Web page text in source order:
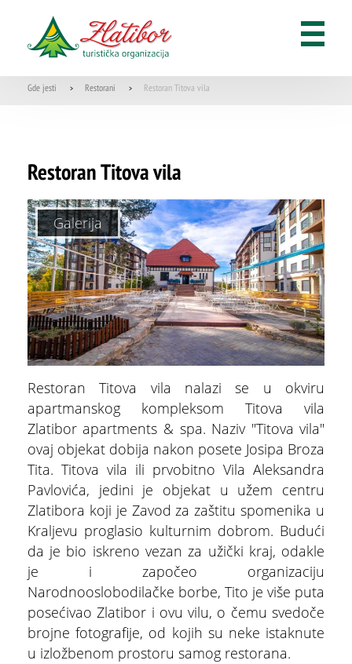
Korisni linkovi
Gde jesti > Restorani > Restoran Titova vila
Restoran Titova vila
Restoran Titova vila nalazi se u okviru
apartmanskog kompleksom Titova vila
Zlatibor apartments & spa. Naziv "Titova vila"
ovaj objekat dobija nakon posete Josipa Broza
Tita. Titova vila ili prvobitno Vila Aleksandra
Pavlovića, jedini je objekat u užem centru
Zlatibora koji je Zavod za zaštitu spomenika u
Kraljevu proglasio kulturnim dobrom. Budući
da je bio iskreno vezan za užički kraj, odakle
je i započeo organizaciju
Narodnooslobodilačke borbe, Tito je više puta
posećivao Zlatibor i ovu vilu, o čemu svedoče
brojne fotografije, od kojih su neke istaknute
u izložbenom prostoru samog restorana.
Galerija
ŠTA
VIDETI FEATURED
Multimedijalna fontana